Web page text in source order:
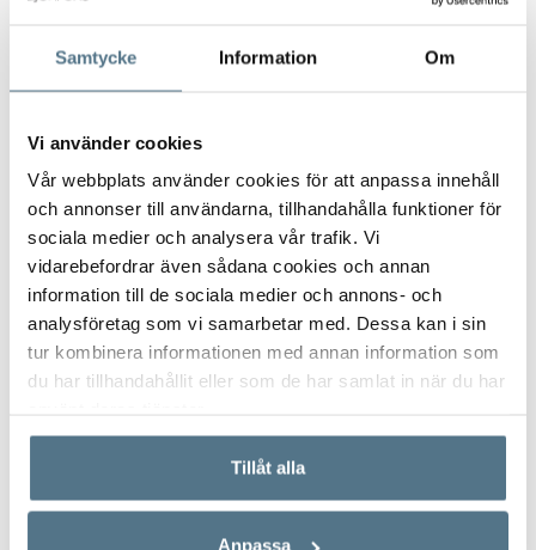
Samtycke Information Om
Vi använder cookies
Vår webbplats använder cookies för att anpassa innehåll
och annonser till användarna, tillhandahålla funktioner för
sociala medier och analysera vår trafik. Vi
vidarebefordrar även sådana cookies och annan
information till de sociala medier och annons- och
analysföretag som vi samarbetar med. Dessa kan i sin
tur kombinera informationen med annan information som
du har tillhandahållit eller som de har samlat in när du har
Tillåt alla
Anpassa
största & växande mäklarbyråer med ca 120 anställda och 24
Bjurfors Nyproduktion fokuserar uteslutande på försäljning
Sveriges 3 storstadsregioner. Det som gör Bjurfors
Nyproduktion unikt är att de knyter samman Bjurfors starka
varumärke med lokal spetskompetens samt expertis inom
nyproduktionsutveckling & försäljning.
Bjurfors Nyproduktion Stockholm, ett franchisebolag som till
100% inriktar sig på försäljning av nyproducerade bostäder.
Kombinationen av Bjurfors organisation och varumärke
tillsammans med vår erfarenhet och kunskap skapar ett bolag
Vi kan bistå våra uppdragsgivare från tidiga skeden i